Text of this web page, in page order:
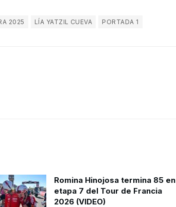
2025 LÍA YATZIL CUEVA PORTADA 1
Romina Hinojosa termina 85 en
etapa 7 del Tour de Francia
2026 (VIDEO)